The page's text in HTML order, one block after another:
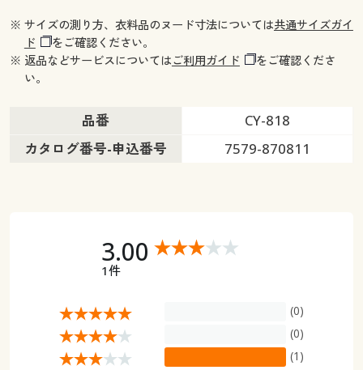
※ サイズの測り方、衣料品のヌード寸法については共通サイズガイ
ド
をご確認ください。
※ 返品などサービスについてはご利用ガイド
をご確認くださ
い。
品番
CY-818
カタログ番号-申込番号
7579-870811
3.00
1件
(0)
(0)
(1)